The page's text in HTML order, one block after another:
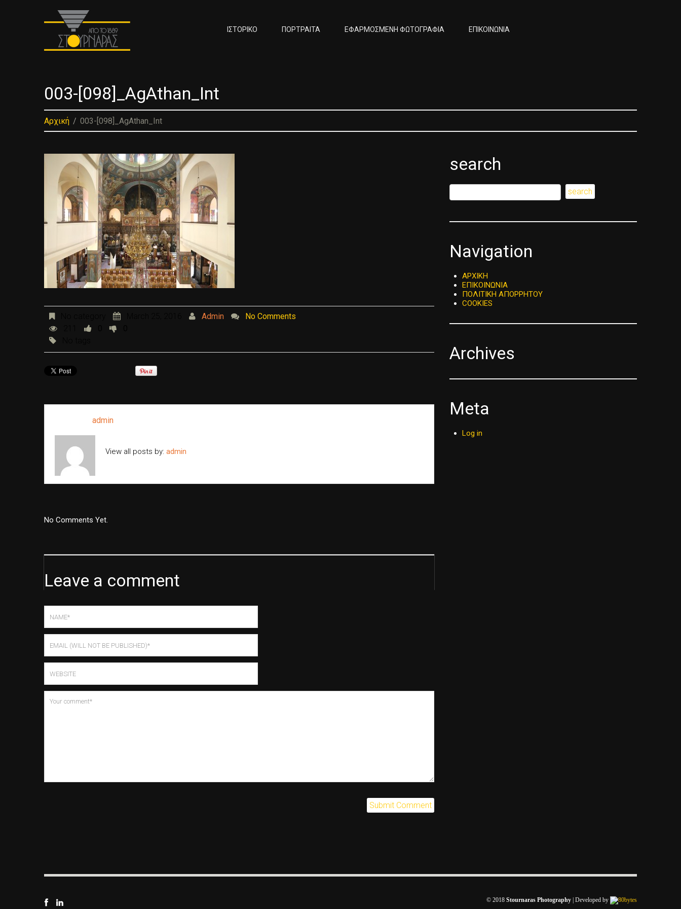
ΙΣΤΟΡΙΚΟ ΠΟΡΤΡΑΙΤΑ ΕΦΑΡΜΟΣΜΕΝΗ ΦΩΤΟΓΡΑΦΙΑ ΕΠΙΚΟΙΝΩΝΙΑ
003-[098]_AgAthan_Int
Αρχική 003-[098]_AgAthan_Int
Admin
No Comments
admin
View all posts by: admin
No Comments Yet.
Leave a comment
search
Navigation
ΑΡΧΙΚΗ
ΕΠΙΚΟΙΝΩΝΙΑ
ΠΟΛΙΤΙΚΗ ΑΠΟΡΡΗΤΟΥ
COOKIES
Archives
Meta
Log in
© 2018 Stournaras Photography Developed by